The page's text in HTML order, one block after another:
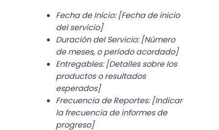
Fecha de Inicio: [Fecha de inicio
del servicio]
Duración del Servicio: [Número
de meses, o período acordado]
Entregables: [Detalles sobre los
productos o resultados
esperados]
Frecuencia de Reportes: [Indicar
la frecuencia de informes de
progreso]